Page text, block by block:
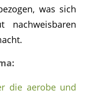
was sich
die aerobe und